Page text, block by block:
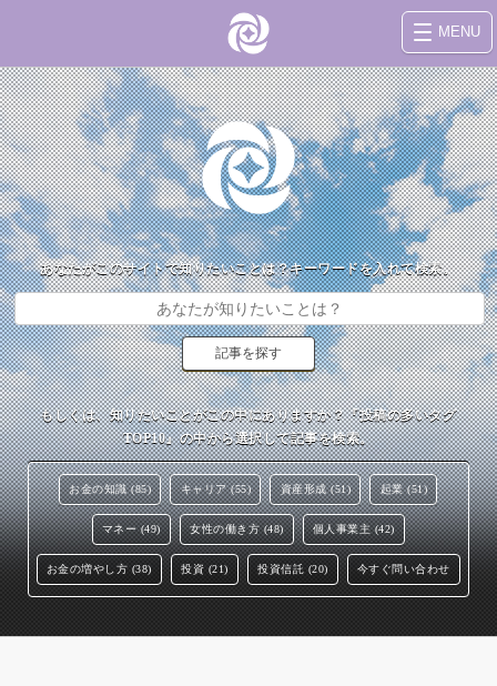
MENU
あなたがこのサイトで知りたいことは？キーワードを入れて検索。
もしくは、知りたいことがこの中にありますか？『投稿の多いタグ
TOP10』の中から選択して記事を検索。
お金の知識 (85) キャリア (55) 資産形成 (51) 起業 (51)
マネー (49) 女性の働き方 (48) 個人事業主 (42)
お金の増やし方 (38) 投資 (21) 投資信託 (20) 今すぐ問い合わせ